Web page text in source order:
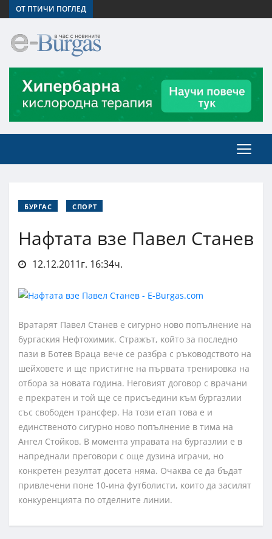
ОТ ПТИЧИ ПОГЛЕД
БУРГАС СПОРТ
Нафтата взе Павел Станев
12.12.2011г. 16:34ч.
Вратарят Павел Станев е сигурно ново попълнение на
бургаския Нефтохимик. Стражът, който за последно
пази в Ботев Враца вече се разбра с ръководството на
шейховете и ще пристигне на първата тренировка на
отбора за новата година. Неговият договор с врачани
е прекратен и той ще се присъедини към бургазлии
със свободен трансфер. На този етап това е и
единственото сигурно ново попълнение в тима на
Ангел Стойков. В момента управата на бургазлии е в
напреднали преговори с още дузина играчи, но
конкретен резултат досета няма. Очаква се да бъдат
привлечени поне 10-ина футболисти, които да засилят
конкуренцията по отделните линии.